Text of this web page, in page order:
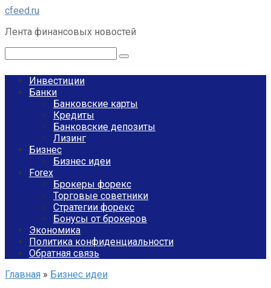
Перейти
контенту
cfeed.ru
Лента финансовых новостей
Инвестиции
Банки
Банковские карты
Кредиты
Банковские депозиты
Лизинг
Бизнес
Бизнес идеи
Forex
Брокеры форекс
Торговые советники
Стратегии форекс
Бонусы от брокеров
Экономика
Политика конфиденциальности
Обратная связь
Главная » Бизнес идеи